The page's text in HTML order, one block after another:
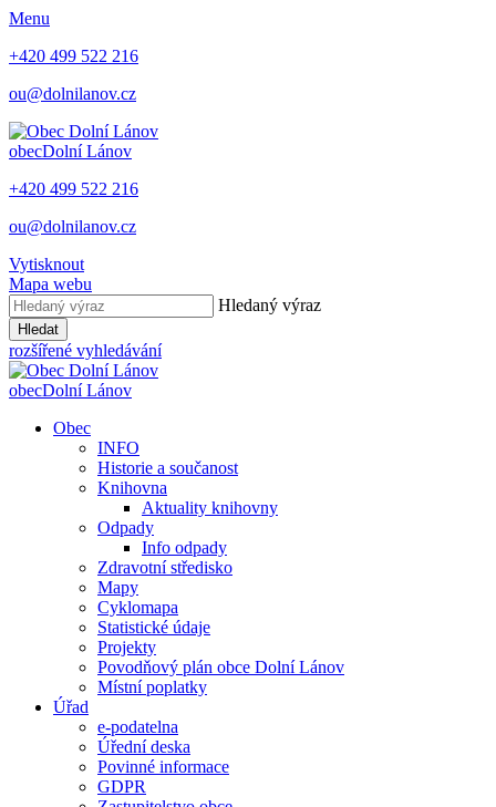
Menu
+420 499 522 216
ou@dolnilanov.cz
obecDolní Lánov
+420 499 522 216
ou@dolnilanov.cz
Vytisknout
Mapa webu
Hledaný výraz
Hledat
rozšířené vyhledávání
obecDolní Lánov
Obec
INFO
Historie a součanost
Knihovna
Aktuality knihovny
Odpady
Info odpady
Zdravotní středisko
Mapy
Cyklomapa
Statistické údaje
Projekty
Povodňový plán obce Dolní Lánov
Místní poplatky
Úřad
e-podatelna
Úřední deska
Povinné informace
GDPR